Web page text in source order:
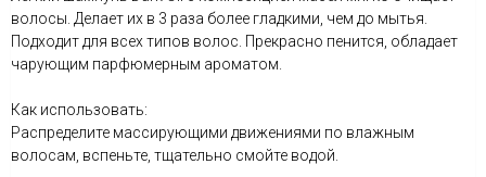
волосы. Делает их в 3 раза более гладкими, чем до мытья.
Подходит для всех типов волос. Прекрасно пенится, обладает
чарующим парфюмерным ароматом.
Как использовать:
Распределите массирующими движениями по влажным
волосам, вспеньте, тщательно смойте водой.